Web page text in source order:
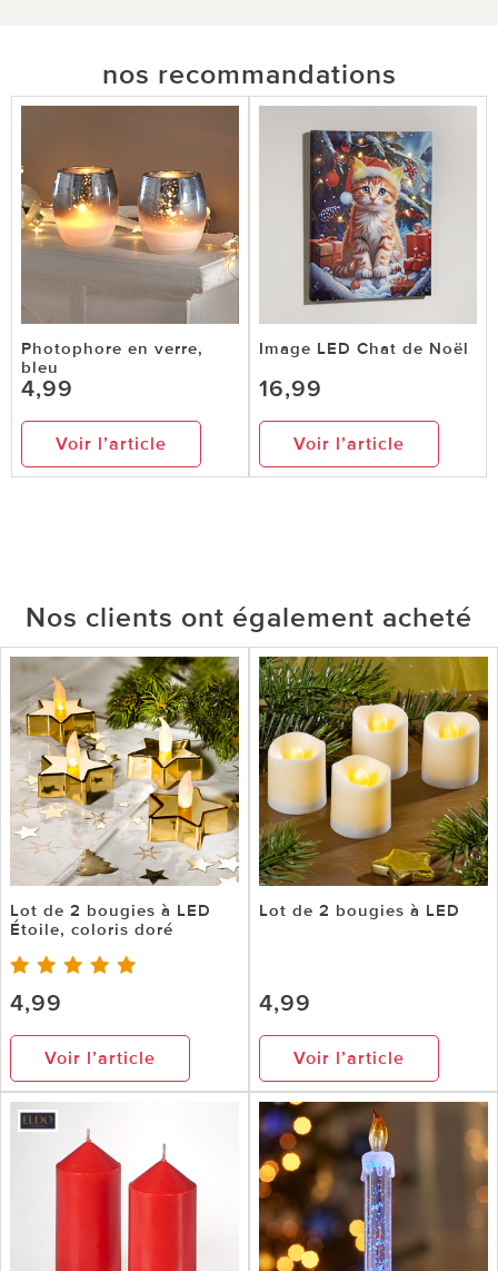
nos recommandations
Photophore en verre,
bleu
4,99
Voir l’article
Image LED Chat de Noël
16,99
Voir l’article
Nos clients ont également acheté
Lot de 2 bougies à LED
Étoile, coloris doré
4,99
Voir l’article
Lot de 2 bougies à LED
4,99
Voir l’article